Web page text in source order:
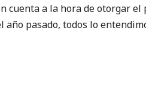
cuenta a la hora de otorgar
año pasado, todos lo